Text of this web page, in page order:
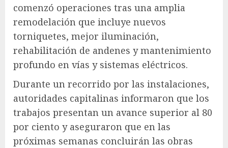
comenzó operaciones tras una amplia
remodelación que incluye nuevos
torniquetes, mejor iluminación,
rehabilitación de andenes y mantenimiento
profundo en vías y sistemas eléctricos.
Durante un recorrido por las instalaciones,
autoridades capitalinas informaron que los
trabajos presentan un avance superior al 80
por ciento y aseguraron que en las
próximas semanas concluirán las obras